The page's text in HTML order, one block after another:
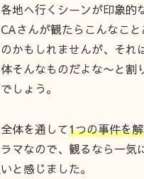
地へ行くシーンが印象的
さんが観たらこんなこ
かもしれませんが、それ
そんなものだよな〜と割
しょう。
体を通して1つの事件を
マなので、観るなら一気
と感じました。